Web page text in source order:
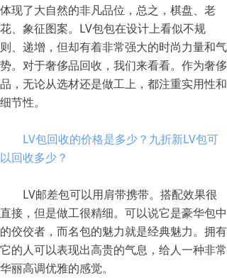
体现了大自然的非凡品位，总之，棋盘、老
花、象征图案。LV包包在设计上看似不规
则、递增，但却有着非常强大的时尚力量和气
势。对于奢侈品回收，我们来看看。作为奢侈
品，无论从选材还是做工上，都注重实用性和
细节性。
LV包回收的价格是多少？九折新LV包可
以回收多少？
LV邮差包可以用肩带携带。搭配效果很
直接，但是做工很精细。可以说它是豪华包中
的佼佼者，而名包的魅力就是经典魅力。拥有
它的人可以表现出高贵的气息，给人一种非常
华丽高调优雅的感觉。